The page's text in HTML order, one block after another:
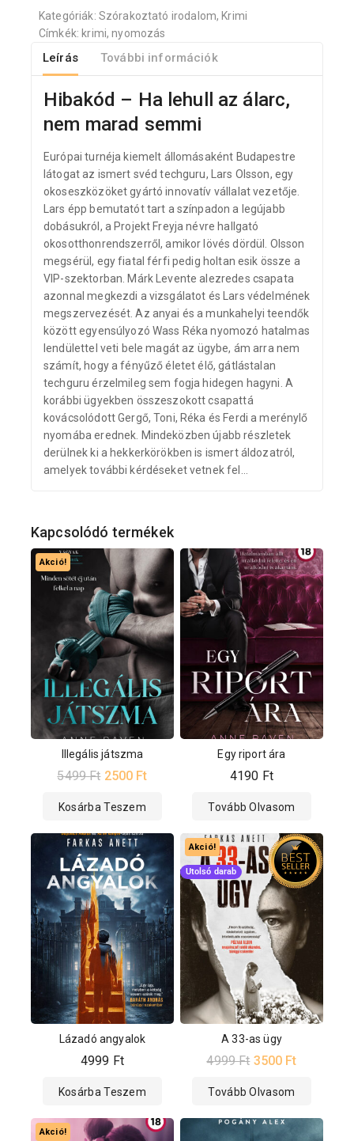
Kategóriák: Szórakoztató irodalom,Krimi
Címkék:krimi,nyomozás
Leírás További információk
Hibakód – Ha lehull az álarc,
nem marad semmi
Európai turnéja kiemelt állomásaként Budapestre
látogat az ismert svéd techguru, Lars Olsson, egy
okoseszközöket gyártó innovatív vállalat vezetője.
Lars épp bemutatót tart a színpadon a legújabb
dobásukról, a Projekt Freyja névre hallgató
okosotthonrendszerről, amikor lövés dördül. Olsson
megsérül, egy fiatal férfi pedig holtan esik össze a
VIP-szektorban. Márk Levente alezredes csapata
azonnal megkezdi a vizsgálatot és Lars védelmének
megszervezését. Az anyai és a munkahelyi teendők
között egyensúlyozó Wass Réka nyomozó hatalmas
lendülettel veti bele magát az ügybe, ám arra nem
számít, hogy a fényűző életet élő, gátlástalan
techguru érzelmileg sem fogja hidegen hagyni. A
korábbi ügyekben összeszokott csapattá
kovácsolódott Gergő, Toni, Réka és Ferdi a merénylő
nyomába erednek. Mindeközben újabb részletek
derülnek ki a hekkerkörökben is ismert áldozatról,
amelyek további kérdéseket vetnek fel…
Kapcsolódó termékek
Akció!
Illegális játszma
5499Ft 2500 Ft
Kosárba Teszem
Egy riport ára
4190 Ft
Tovább Olvasom
Lázadó angyalok
4999 Ft
Kosárba Teszem
Akció!
Utolsó darab
A 33-as ügy
4999Ft 3500 Ft
Tovább Olvasom
Akció!